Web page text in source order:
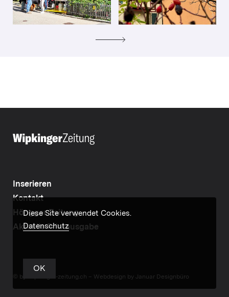
Inserieren
Kontakt
Höngger Zeitung
Aktuelle Printausgabe
© by wipkinger-zeitung.ch – Webdesign by Januar Designbüro
Diese Site verwendet Cookies.
Datenschutz
OK